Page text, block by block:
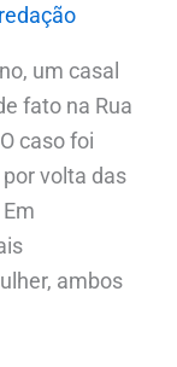
um casal
fato na Rua
caso foi
volta das
ambos